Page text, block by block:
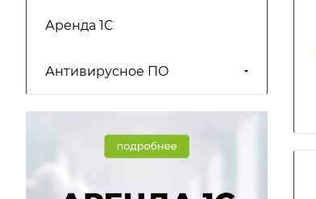
Аренда 1С
Антивирусное ПО